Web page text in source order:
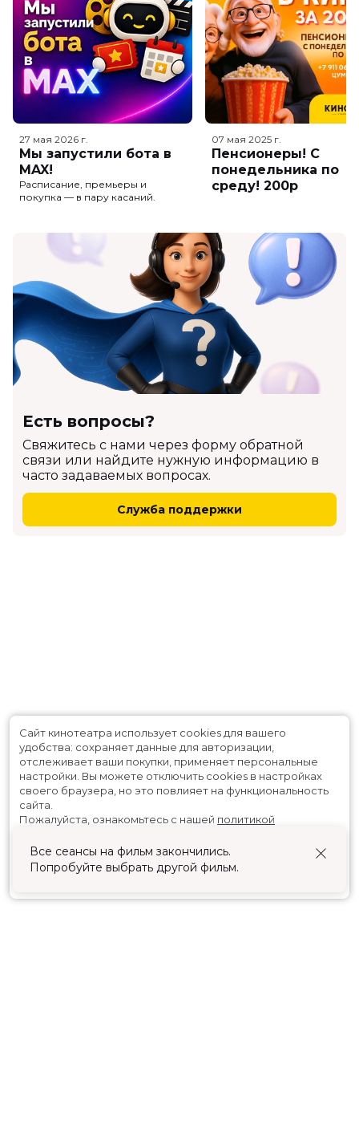
27 мая 2026 г.
Мы запустили бота в
MAX!
Расписание, премьеры и
покупка — в пару касаний.
07 мая 2025 г.
Пенсионеры! С
понедельника по
среду! 200р
Есть вопросы?
Cвяжитесь с нами через форму обратной
связи или найдите нужную информацию в
часто задаваемых вопросах.
Служба поддержки
Все сеансы на фильм закончились.
Попробуйте выбрать другой фильм.
Сайт кинотеатра использует cookies для вашего
удобства: сохраняет данные для авторизации,
отслеживает ваши покупки, применяет персональные
настройки. Вы можете отключить cookies в настройках
своего браузера, но это повлияет на функциональность
сайта.
Пожалуйста, ознакомьтесь с нашей политикой
Принять